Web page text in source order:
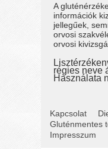
A
információk
jellegűek,
orvosi
orvosi
régies neve
Használata
Kapcsolat
Gluténmentes
Impresszum